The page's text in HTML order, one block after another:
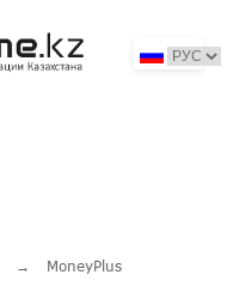
MoneyPlus